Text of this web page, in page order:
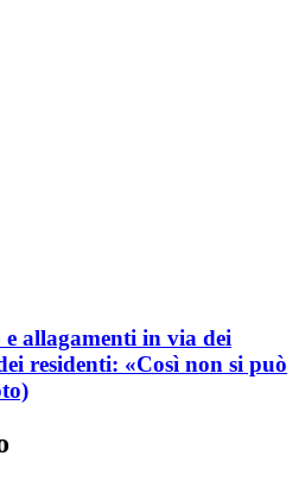
e allagamenti in via dei
residenti: «Così non si può